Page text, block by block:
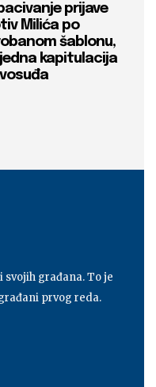
prijave
Milića po
šablonu,
kapitulacija
svojih građana. To je
prvog reda.